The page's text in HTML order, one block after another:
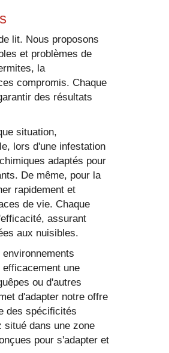
lit. Nous proposons
et problèmes de
la
compromis. Chaque
des résultats
situation,
lors d'une infestation
adaptés pour
De même, pour la
rapidement et
de vie. Chaque
assurant
aux nuisibles.
une
ou d'autres
d'adapter notre offre
des spécificités
situé dans une zone
pour s'adapter et